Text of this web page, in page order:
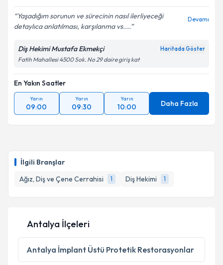
İlgili Branşlar
Ağız, Diş ve Çene Cerrahisi
1 Diş Hekimi 1
Yaşadığım sorunun ve sürecinin nasıl ilerliyeceği
detaylıca anlatılması, karşılanma vs....
Devamı
Diş Hekimi Mustafa Ekmekçi Haritada Göster
Fatih Mahallesi 4500 Sok. No 29 daire giriş kat
En Yakın Saatler
Yarın
09:00
Yarın
09:30
Yarın
10:00 Daha Fazla
Antalya İlçeleri
Antalya İmplant Üstü Protetik Restorasyonlar